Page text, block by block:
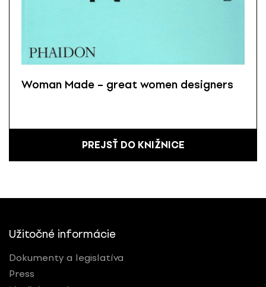
Woman Made – great women designers
PREJSŤ DO KNIŽNICE
Užitočné informácie
Dokumenty a legislatíva
Press